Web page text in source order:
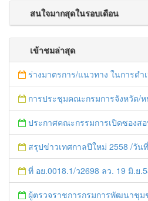
สนใจมากสุดในรอบเดือน
เข้าชมล่าสุด
ร่างมาตรการ/แนวทาง ในการดำเนินการประกอบการตรวจราชก
การประชุมคณะกรมการจังหวัด/หน.ส่วนราชการประจำเดือน
ประกาศคณะกรรมการเปิดซองส
สรุปข่าวเทศกาลปีใหม่ 2558 /วันที่
ที่ อย.0018.1/ว2698 ลว. 19 มิ.ย.58 เรื่อง การแก้ไขปัญหาหนี้
ผู้ตรวจราชการกรมการพัฒนาชุมชน คัดเลือกข้าราชการและลูกจ้างดีเด่น และหน่วยงานพัฒนาชุมชนใ